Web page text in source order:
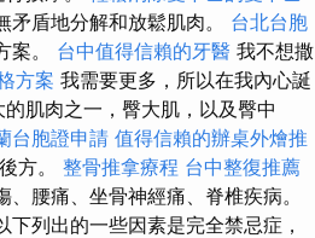
盾地分解和放鬆肌肉。 台北台胞
案。 台中值得信賴的牙醫 我不想撒
方案 我需要更多，所以在我內心誕
肌肉之一，臀大肌，以及臀中
台胞證申請 值得信賴的辦桌外燴推
方。 整骨推拿療程 台中整復推薦
腰痛、坐骨神經痛、脊椎疾病。
列出的一些因素是完全禁忌症，